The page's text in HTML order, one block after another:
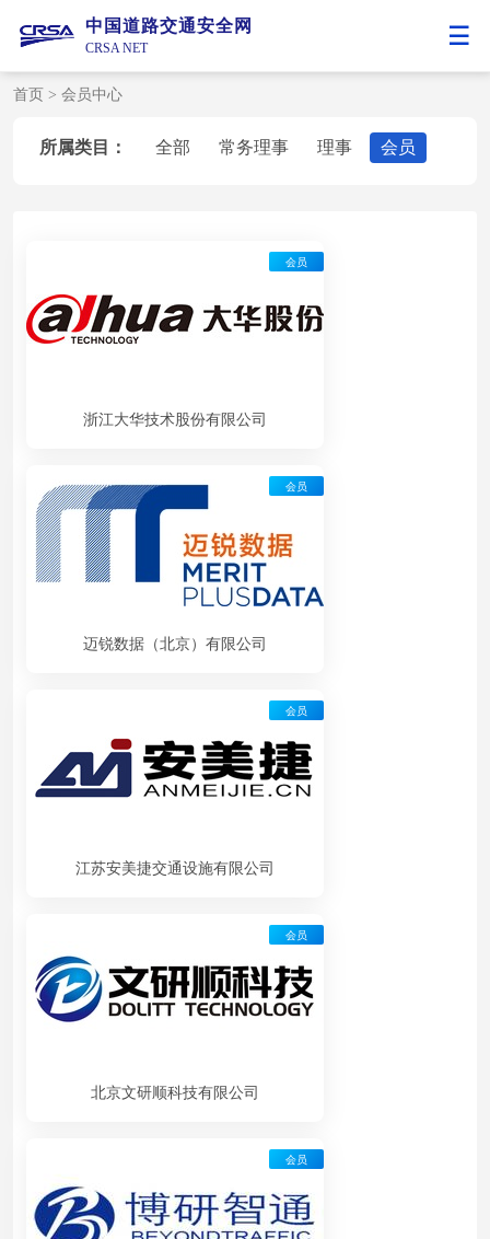
中国道路交通安全网
CRSA NET
首页 > 会员中心
所属类目： 全部 常务理事 理事 会员
浙江大华技术股份有限公司
会员
迈锐数据（北京）有限公司
会员
江苏安美捷交通设施有限公司
会员
北京文研顺科技有限公司
会员
会员